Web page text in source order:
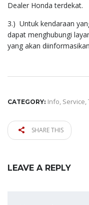
Dealer Honda terdekat.
3.) Untuk kendaraan
dapat menghubungi
yang akan
CATEGORY: Info, Service,
SHARE THIS
LEAVE A REPLY